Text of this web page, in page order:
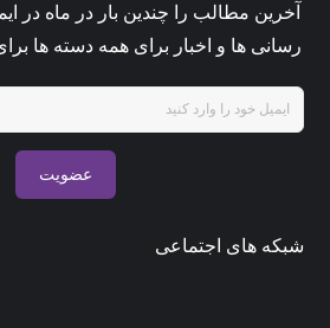
آخرین مطالب را چندین بار در ماه در
رسانی ها و اخبار برای همه دسته ها
عضویت
شبکه های اجتماعی